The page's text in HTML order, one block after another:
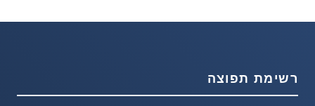
רשימת תפוצה